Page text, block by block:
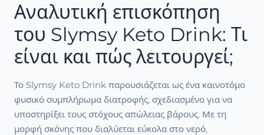
Αναλυτική επισκόπηση
του Slymsy Keto Drink: Τι
είναι και πώς λειτουργεί;
Το Slymsy Keto Drink παρουσιάζεται ως ένα καινοτόμο
φυσικό συμπλήρωμα διατροφής, σχεδιασμένο για να
υποστηρίξει τους στόχους απώλειας βάρους. Με τη
μορφή σκόνης που διαλύεται εύκολα στο νερό,